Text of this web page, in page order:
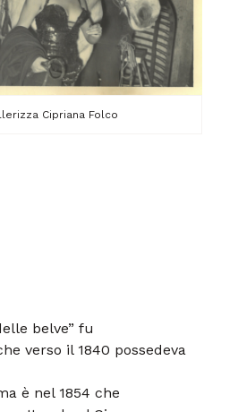
Cipriana Folco
belve” fu
verso il 1840 possedeva
è nel 1854 che